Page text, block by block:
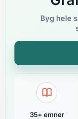
Byg hele
35+ emner